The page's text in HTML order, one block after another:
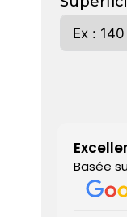
Basée